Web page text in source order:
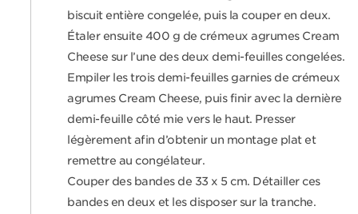
biscuit entière congelée, puis la couper en deux.
Étaler ensuite 400 g de crémeux agrumes Cream
Cheese sur l’une des deux demi-feuilles congelées.
Empiler les trois demi-feuilles garnies de crémeux
agrumes Cream Cheese, puis finir avec la dernière
demi-feuille côté mie vers le haut. Presser
légèrement afin d’obtenir un montage plat et
remettre au congélateur.
Couper des bandes de 33 x 5 cm. Détailler ces
bandes en deux et les disposer sur la tranche.